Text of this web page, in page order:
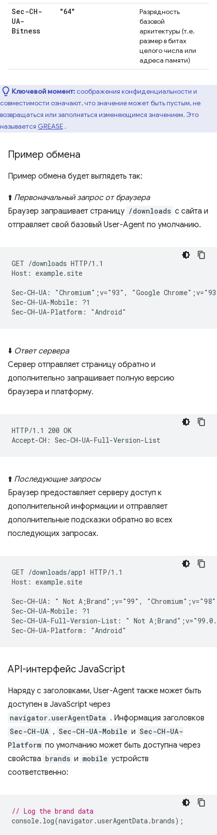
Sec-CH-
UA-
Bitness
"64"
Разрядность
базовой
архитектуры (т.е.
размер в битах
целого числа или
адреса памяти)
Ключевой момент:соображения конфиденциальности и
совместимости означают, что значение может быть пустым, не
возвращаться или заполняться изменяющимся значением. Это
называется GREASE .
Пример обмена
Пример обмена будет выглядеть так:
⬆️ Первоначальный запрос от браузера
Браузер запрашивает страницу /downloads с сайта и
отправляет свой базовый User-Agent по умолчанию.
GET /downloads HTTP/1.1
Host: example.site
Sec-CH-UA: "Chromium";v="93", "Google
Sec-CH-UA-Mobile: ?1
⬇️ Ответ сервера
Сервер отправляет страницу обратно и
дополнительно запрашивает полную версию
браузера и платформу.
HTTP/1.1 200 OK
⬆️ Последующие запросы
Браузер предоставляет серверу доступ к
дополнительной информации и отправляет
дополнительные подсказки обратно во всех
последующих запросах.
GET /downloads/app1 HTTP/1.1
Host: example.site
Sec-CH-UA: " Not A;Brand";v="99",
Sec-CH-UA-Mobile: ?1
Sec-CH-UA-Full-Version-List: " Not
API-интерфейс JavaScript
Наряду с заголовками, User-Agent также может быть
доступен в JavaScript через
navigator.userAgentData . Информация заголовков
Sec-CH-UA , Sec-CH-UA-Mobile и Sec-CH-UA-
Platform по умолчанию может быть доступна через
свойства brands и mobile устройств
соответственно:
// Log the brand data
console. log(navigator .userAgentData.brands);